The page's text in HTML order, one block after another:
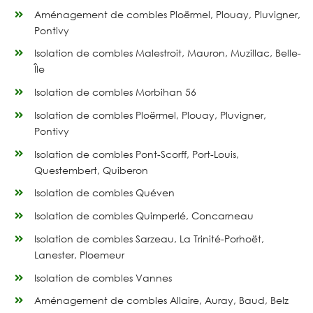
Aménagement de combles Ploërmel, Plouay, Pluvigner,
Pontivy
Aménagement de combles Pont-Scorff, Port-Louis,
Questembert, Quiberon
Aménagement de combles Quéven
Aménagement de combles Quimperlé, Concarneau
Aménagement de combles Sarzeau, La Trinité-Porhoët,
Lanester, Ploemeur
Aménagement de combles Vannes
Isolation de combles Allaire, Auray, Baud, Belz
Isolation de combles Cléguérec, Elven, Le Faouët, La
Gacilly
Isolation de combles Gourin, Grand-Champ, Groix,
Guémené-sur-Scorff
Isolation de combles Guer, Hennebont, Josselin,
Isolation de combles Malestroit, Mauron, Muzillac, Belle-
Île
Isolation de combles Morbihan 56
Isolation de combles Ploërmel, Plouay, Pluvigner,
Pontivy
Isolation de combles Pont-Scorff, Port-Louis,
Questembert, Quiberon
Isolation de combles Quéven
Isolation de combles Quimperlé, Concarneau
Isolation de combles Sarzeau, La Trinité-Porhoët,
Lanester, Ploemeur
Isolation de combles Vannes
Aménagement de combles Allaire, Auray, Baud, Belz